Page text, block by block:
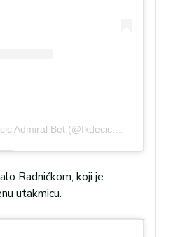
Radničkom, koji je
utakmicu.